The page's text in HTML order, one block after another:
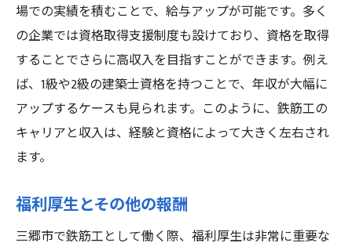
場での実績を積むことで、給与アップが可能です。多く
の企業では資格取得支援制度も設けており、資格を取得
することでさらに高収入を目指すことができます。例え
ば、1級や2級の建築士資格を持つことで、年収が大幅に
アップするケースも見られます。このように、鉄筋工の
キャリアと収入は、経験と資格によって大きく左右され
ます。
福利厚生とその他の報酬
三郷市で鉄筋工として働く際、福利厚生は非常に重要な